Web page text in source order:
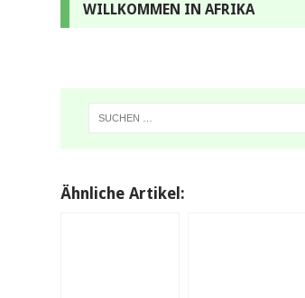
WILLKOMMEN IN AFRIKA
Ähnliche Artikel: